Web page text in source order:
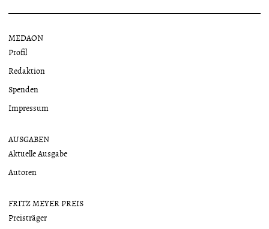
MEDAON
Profil
Redaktion
Spenden
Impressum
AUSGABEN
Aktuelle Ausgabe
Autoren
FRITZ MEYER PREIS
Preisträger